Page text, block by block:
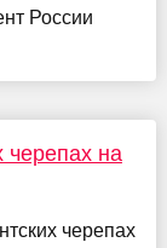
России
черепах на
черепах